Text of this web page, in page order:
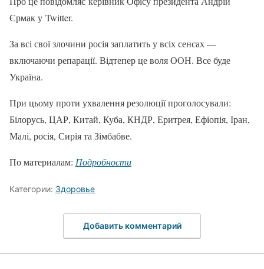
Єрмак у Twitter.
За всі свої злочини росія заплатить у всіх сенсах —
включаючи репарації. Відтепер це воля ООН. Все буде
Україна.
При цьому проти ухвалення резолюції проголосували:
Білорусь, ЦАР, Китай, Куба, КНДР, Еритрея, Ефіопія, Іран,
Малі, росія, Сирія та Зімбабве.
По материалам: Подробности
Категории: Здоровье
Добавить комментарий